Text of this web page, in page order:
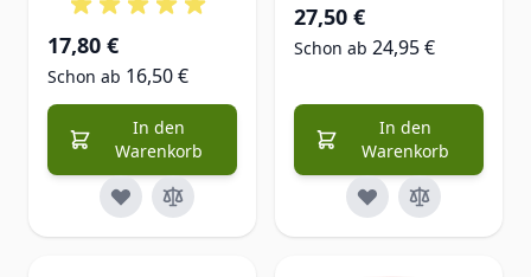
17,80 €
Schon ab 16,50 €
In den
Warenkorb
27,50 €
Schon ab 24,95 €
In den
Warenkorb